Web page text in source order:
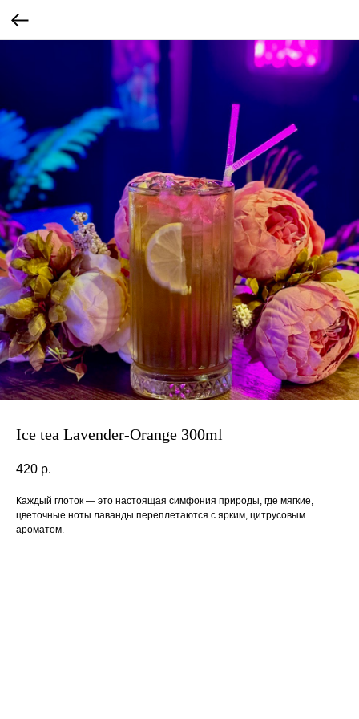
Ice tea Lavender-Orange 300ml
420 р.
Каждый глоток — это настоящая симфония природы, где мягкие,
цветочные ноты лаванды переплетаются с ярким, цитрусовым
ароматом.